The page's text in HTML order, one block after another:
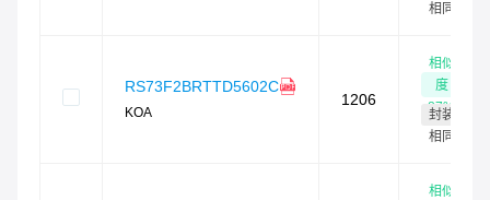
相同
RS73F2BRTTD5602C
KOA
1206
相似
度
87%
封装
相同
相似